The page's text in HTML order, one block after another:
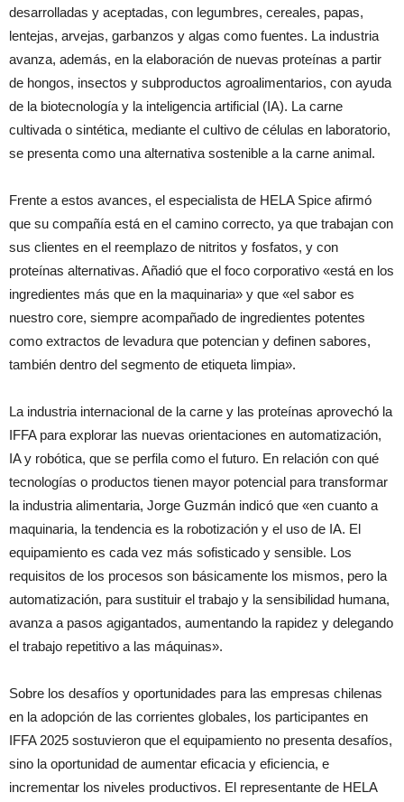
desarrolladas y aceptadas, con legumbres, cereales, papas,
lentejas, arvejas, garbanzos y algas como fuentes. La industria
avanza, además, en la elaboración de nuevas proteínas a partir
de hongos, insectos y subproductos agroalimentarios, con ayuda
de la biotecnología y la inteligencia artificial (IA). La carne
cultivada o sintética, mediante el cultivo de células en laboratorio,
se presenta como una alternativa sostenible a la carne animal.
Frente a estos avances, el especialista de HELA Spice afirmó
que su compañía está en el camino correcto, ya que trabajan con
sus clientes en el reemplazo de nitritos y fosfatos, y con
proteínas alternativas. Añadió que el foco corporativo «está en los
ingredientes más que en la maquinaria» y que «el sabor es
nuestro core, siempre acompañado de ingredientes potentes
como extractos de levadura que potencian y definen sabores,
también dentro del segmento de etiqueta limpia».
La industria internacional de la carne y las proteínas aprovechó la
IFFA para explorar las nuevas orientaciones en automatización,
IA y robótica, que se perfila como el futuro. En relación con qué
tecnologías o productos tienen mayor potencial para transformar
la industria alimentaria, Jorge Guzmán indicó que «en cuanto a
maquinaria, la tendencia es la robotización y el uso de IA. El
equipamiento es cada vez más sofisticado y sensible. Los
requisitos de los procesos son básicamente los mismos, pero la
automatización, para sustituir el trabajo y la sensibilidad humana,
avanza a pasos agigantados, aumentando la rapidez y delegando
el trabajo repetitivo a las máquinas».
Sobre los desafíos y oportunidades para las empresas chilenas
en la adopción de las corrientes globales, los participantes en
IFFA 2025 sostuvieron que el equipamiento no presenta desafíos,
sino la oportunidad de aumentar eficacia y eficiencia, e
incrementar los niveles productivos. El representante de HELA